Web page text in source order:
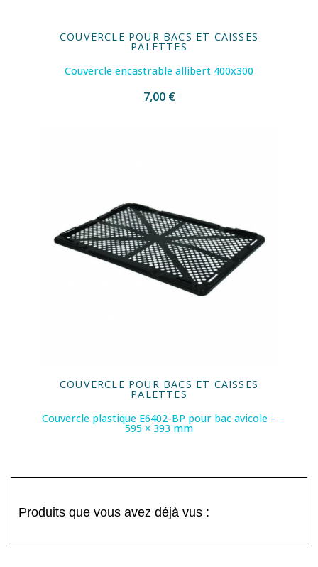
COUVERCLE POUR BACS ET CAISSES
PALETTES
Couvercle encastrable allibert 400x300
7,00 €
COUVERCLE POUR BACS ET CAISSES
PALETTES
Couvercle plastique E6402-BP pour bac avicole –
595 × 393 mm
Produits que vous avez déjà vus :